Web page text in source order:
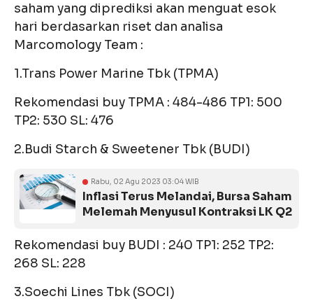
saham yang diprediksi akan menguat esok
hari berdasarkan riset dan analisa
Marcomology Team :
1.Trans Power Marine Tbk (TPMA)
Rekomendasi buy TPMA : 484-486 TP1: 500
TP2: 530 SL: 476
2.Budi Starch & Sweetener Tbk (BUDI)
Rabu, 02 Agu 2023 03:04 WIB
Inflasi Terus Melandai, Bursa Saham
Melemah Menyusul Kontraksi LK Q2
Rekomendasi buy BUDI : 240 TP1: 252 TP2:
268 SL: 228
3.Soechi Lines Tbk (SOCI)